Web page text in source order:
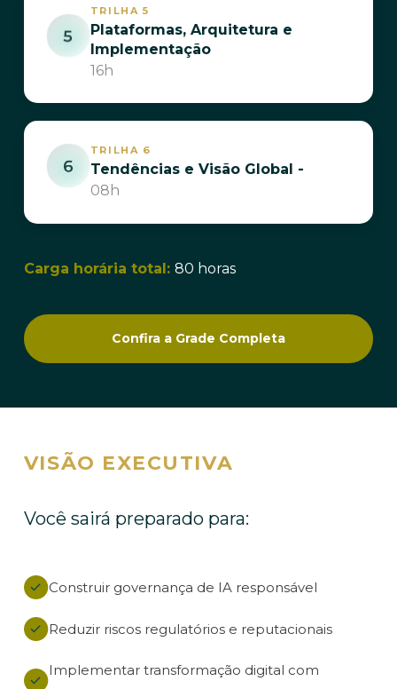
TRILHA 5
Plataformas, Arquitetura e
Implementação
16h
TRILHA 6
Tendências e Visão Global -
08h
Carga horária total: 80 horas
Confira a Grade Completa
VISÃO EXECUTIVA
Você sairá preparado para:
Construir governança de IA responsável
Reduzir riscos regulatórios e reputacionais
Implementar transformação digital com